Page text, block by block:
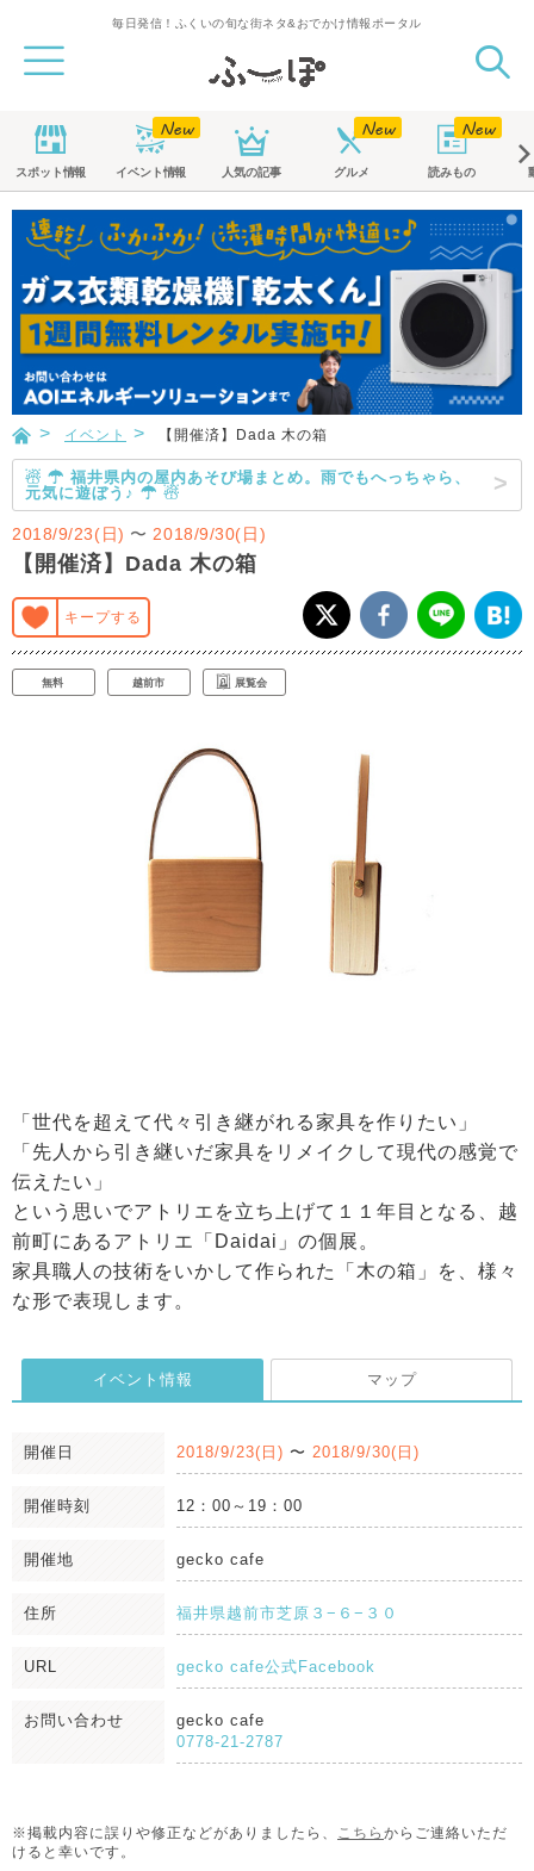
毎日発信！ふくいの旬な街ネタ&おでかけ情報ポータル
スポット情報 イベント情報 人気の記事 グルメ 読みもの
イベント 【開催済】Dada 木の箱
☃ ☂ 福井県内の屋内あそび場まとめ。雨でもへっちゃら、
元気に遊ぼう♪ ☂ ☃
2018/9/23(日) 〜 2018/9/30(日)
【開催済】Dada 木の箱
キープする
無料 越前市 展覧会
「世代を超えて代々引き継がれる家具を作りたい」
「先人から引き継いだ家具をリメイクして現代の感覚で
伝えたい」
という思いでアトリエを立ち上げて１１年目となる、越
前町にあるアトリエ「Daidai」の個展。
家具職人の技術をいかして作られた「木の箱」を、様々
な形で表現します。
イベント情報 マップ
開催日 2018/9/23(日) 〜 2018/9/30(日)
開催時刻 12：00～19：00
開催地 gecko cafe
住所 福井県越前市芝原３−６−３０
URL gecko cafe公式Facebook
お問い合わせ
gecko cafe
0778-21-2787
※掲載内容に誤りや修正などがありましたら、 こちら からご連絡いただ
けると幸いです。